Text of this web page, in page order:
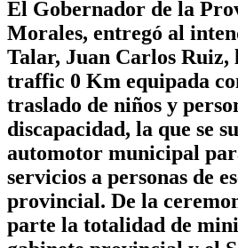
El Gobernador de la
Morales, entregó al
Talar, Juan Carlos Ruiz,
traffic 0 Km equipada
traslado de niños y
discapacidad, la que se
automotor municipal
servicios a personas de
provincial. De la
parte la totalidad de